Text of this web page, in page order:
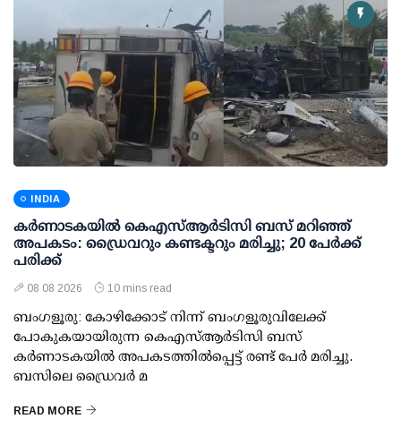
INDIA
കര്‍ണാടകയില്‍ കെഎസ്ആര്‍ടിസി ബസ് മറിഞ്ഞ്
അപകടം: ഡ്രൈവറും കണ്ടക്ടറും മരിച്ചു; 20 പേര്‍ക്ക്
പരിക്ക്
08 08 2026 10 mins read
ബംഗളൂരു: കോഴിക്കോട് നിന്ന് ബംഗളൂരുവിലേക്ക്
പോകുകയായിരുന്ന കെഎസ്ആര്‍ടിസി ബസ്
കര്‍ണാടകയില്‍ അപകടത്തില്‍പ്പെട്ട് രണ്ട് പേര്‍ മരിച്ചു.
ബസിലെ ഡ്രൈവര്‍ മ
READ MORE